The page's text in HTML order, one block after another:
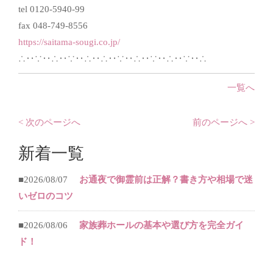
tel 0120-5940-99
fax 048-749-8556
https://saitama-sougi.co.jp/
∴‥∵‥∴‥∵‥∴‥∴‥∵‥∴‥∵‥∴‥∵‥∴
一覧へ
< 次のページへ 前のページへ >
新着一覧
■2026/08/07
お通夜で御霊前は正解？書き方や相場で迷
いゼロのコツ
■2026/08/06
家族葬ホールの基本や選び方を完全ガイ
ド！